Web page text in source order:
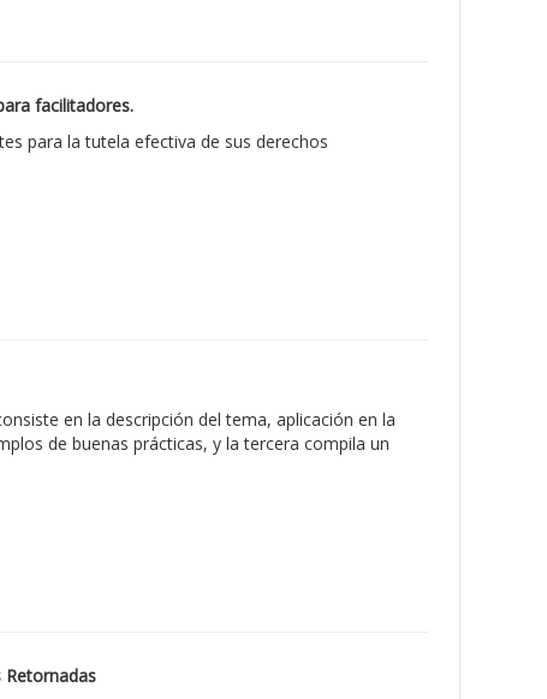
facilitadores.
para la tutela efectiva de sus derechos
en la descripción del tema, aplicación en la
de buenas prácticas, y la tercera compila un
Retornadas